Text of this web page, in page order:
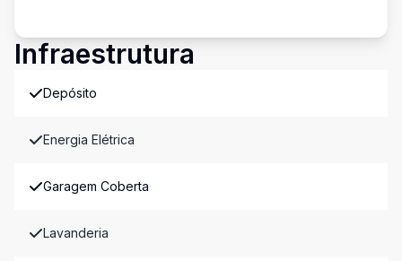
Infraestrutura
Depósito
Energia Elétrica
Garagem Coberta
Lavanderia